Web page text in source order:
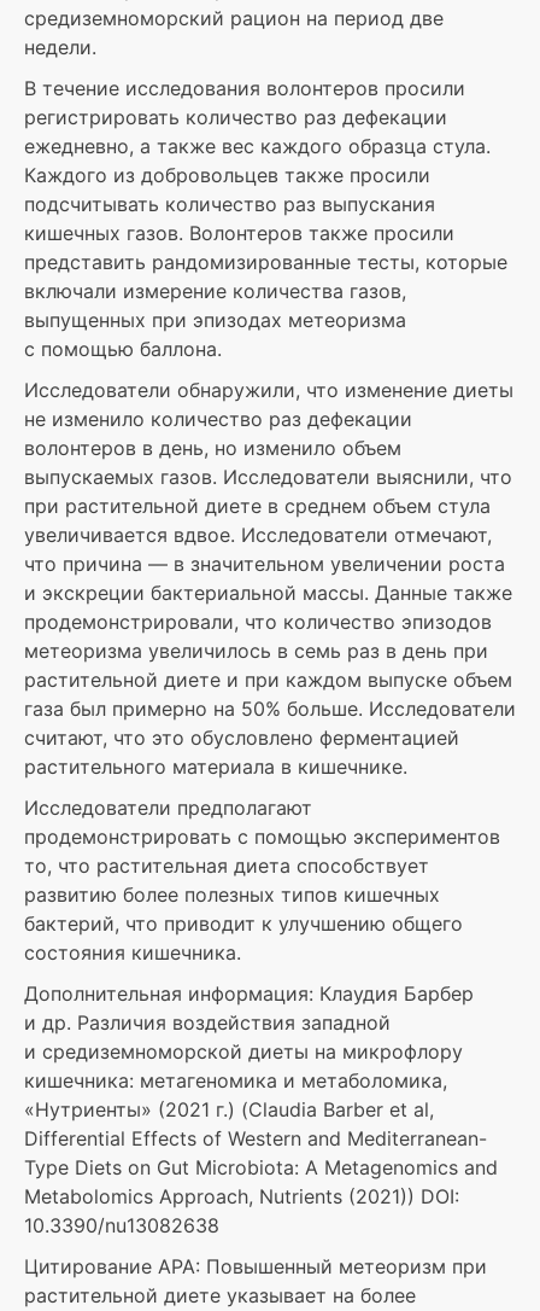
средиземноморский рацион на период две
недели.
В течение исследования волонтеров просили
регистрировать количество раз дефекации
ежедневно, а также вес каждого образца стула.
Каждого из добровольцев также просили
подсчитывать количество раз выпускания
кишечных газов. Волонтеров также просили
представить рандомизированные тесты, которые
включали измерение количества газов,
выпущенных при эпизодах метеоризма
с помощью баллона.
Исследователи обнаружили, что изменение диеты
не изменило количество раз дефекации
волонтеров в день, но изменило объем
выпускаемых газов. Исследователи выяснили, что
при растительной диете в среднем объем стула
увеличивается вдвое. Исследователи отмечают,
что причина — в значительном увеличении роста
и экскреции бактериальной массы. Данные также
продемонстрировали, что количество эпизодов
метеоризма увеличилось в семь раз в день при
растительной диете и при каждом выпуске объем
газа был примерно на 50% больше. Исследователи
считают, что это обусловлено ферментацией
растительного материала в кишечнике.
Исследователи предполагают
продемонстрировать с помощью экспериментов
то, что растительная диета способствует
развитию более полезных типов кишечных
бактерий, что приводит к улучшению общего
состояния кишечника.
Дополнительная информация: Клаудия Барбер
и др. Различия воздействия западной
и средиземноморской диеты на микрофлору
кишечника: метагеномика и метаболомика,
«Нутриенты» (2021 г.) (Claudia Barber et al,
Differential Effects of Western and Mediterranean-
Type Diets on Gut Microbiota: A Metagenomics and
Metabolomics Approach, Nutrients (2021)) DOI:
10.3390/nu13082638
Цитирование АРА: Повышенный метеоризм при
растительной диете указывает на более